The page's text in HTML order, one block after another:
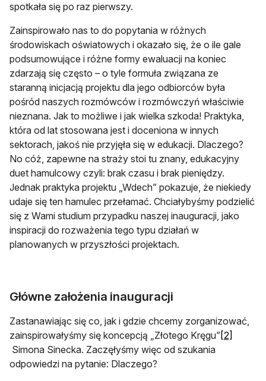
spotkała się po raz pierwszy.
Zainspirowało nas to do popytania w różnych
środowiskach oświatowych i okazało się, że o ile gale
podsumowujące i różne formy ewaluacji na koniec
zdarzają się często – o tyle formuła związana ze
staranną inicjacją projektu dla jego odbiorców była
pośród naszych rozmówców i rozmówczyń właściwie
nieznana. Jak to możliwe i jak wielka szkoda! Praktyka,
która od lat stosowana jest i doceniona w innych
sektorach, jakoś nie przyjęła się w edukacji. Dlaczego?
No cóż, zapewne na straży stoi tu znany, edukacyjny
duet hamulcowy czyli: brak czasu i brak pieniędzy.
Jednak praktyka projektu „Wdech” pokazuje, że niekiedy
udaje się ten hamulec przełamać. Chciałybyśmy podzielić
się z Wami studium przypadku naszej inauguracji, jako
inspiracji do rozważenia tego typu działań w
planowanych w przyszłości projektach.
Główne założenia inauguracji
Zastanawiając się co, jak i gdzie chcemy zorganizować,
zainspirowałyśmy się koncepcją „Złotego Kręgu”[2]
otwiera się w nowej karcie
Simona Sinecka. Zaczęłyśmy więc od szukania
odpowiedzi na pytanie: Dlaczego?